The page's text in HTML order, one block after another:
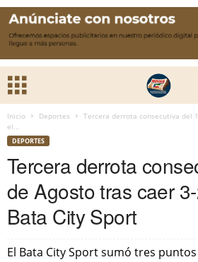
Inicio Deportes
Tercera derrota consecutiva del
el...
DEPORTES
Tercera derrota
de Agosto tras caer
Bata City Sport
El Bata City Sport sumó tres